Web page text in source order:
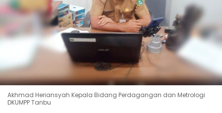
Akhmad Heriansyah Kepala Bidang Perdagangan dan Metrologi
DKUMPP Tanbu